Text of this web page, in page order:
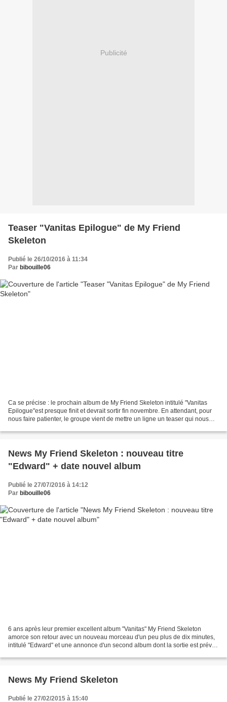
Publicité
Teaser "Vanitas Epilogue" de My Friend
Skeleton
Publié le 26/10/2016 à 11:34
Par bibouille06
Ca se précise : le prochain album de My Friend Skeleton intitulé "Vanitas
Epilogue"est presque finit et devrait sortir fin novembre. En attendant, pour
nous faire patienter, le groupe vient de mettre un ligne un teaser qui nous
News My Friend Skeleton : nouveau titre
"Edward" + date nouvel album
Publié le 27/07/2016 à 14:12
Par bibouille06
6 ans après leur premier excellent album "Vanitas" My Friend Skeleton
amorce son retour avec un nouveau morceau d'un peu plus de dix minutes,
intitulé "Edward" et une annonce d'un second album dont la sortie est prévue
News My Friend Skeleton
Publié le 27/02/2015 à 15:40